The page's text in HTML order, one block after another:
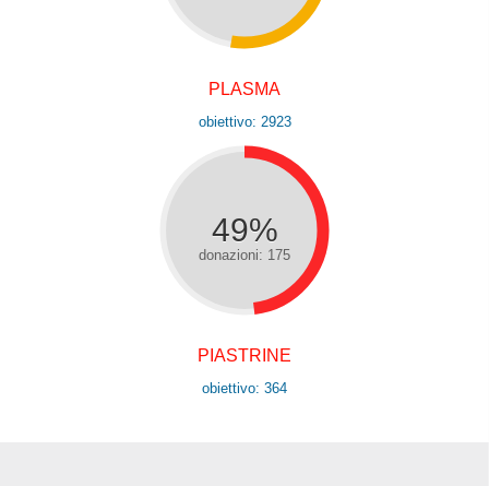
PLASMA
obiettivo: 2923
49%
donazioni: 175
PIASTRINE
obiettivo: 364